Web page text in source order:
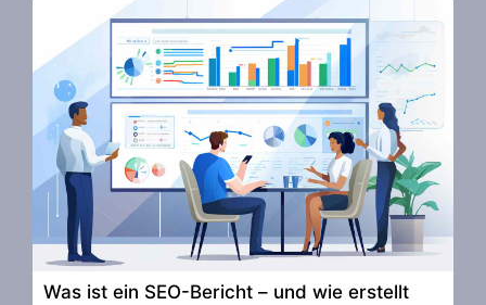
Was ist ein SEO-Bericht – und wie erstellt